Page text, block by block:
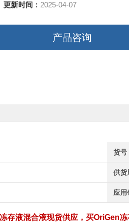
更新时间： 2025-04-07
产品咨询
货号
供货
应用
存液混合液现货供应，买OriGen